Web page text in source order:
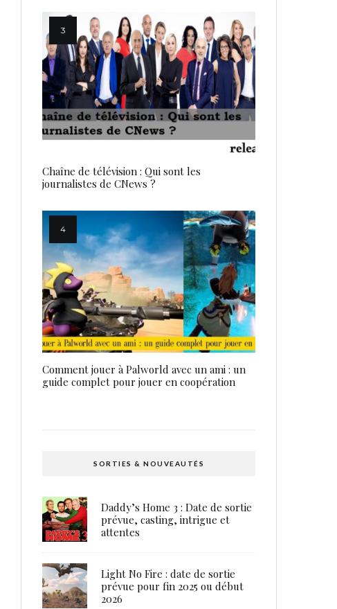
Chaîne de télévision : Qui sont les
journalistes de CNews ?
Comment jouer à Palworld avec un ami : un
guide complet pour jouer en coopération
SORTIES & NOUVEAUTÉS
Daddy’s Home 3 : Date de sortie
prévue, casting, intrigue et
attentes
Light No Fire : date de sortie
prévue pour fin 2025 ou début
2026